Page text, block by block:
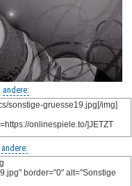
andere:
andere: